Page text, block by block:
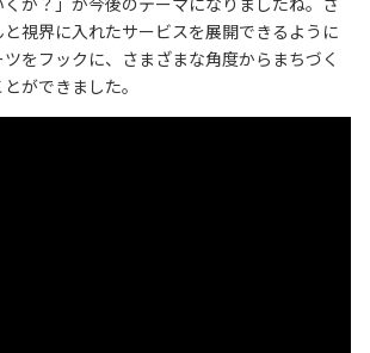
視界に入れたサービスを展開できるように
をフックに、さまざまな角度からまちづく
ができました。